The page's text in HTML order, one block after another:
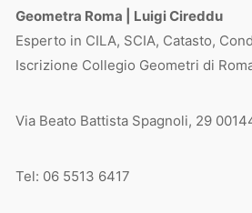
Geometra Roma | Luigi Cireddu
Esperto in CILA, SCIA, Catasto,
Iscrizione Collegio Geometri di
Via Beato Battista Spagnoli, 29
Tel: 06 5513 6417